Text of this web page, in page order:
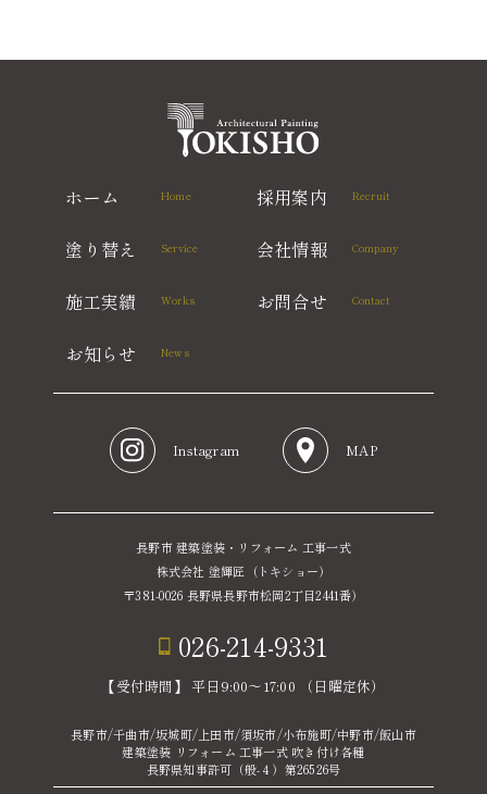
ホーム Home
塗り替え Service
施工実績 Works
お知らせ News
採用案内 Recruit
会社情報 Company
お問合せ Contact
Instagram MAP
長野市 建築塗装・リフォーム 工事一式
株式会社 塗輝匠（トキショー）
〒381-0026 長野県長野市松岡2丁目2441番）
026-214-9331
【受付時間】 平日9:00〜17:00 （日曜定休）
長野市/千曲市/坂城町/上田市/須坂市/小布施町/中野市/飯山市
建築塗装 リフォーム 工事一式 吹き付け各種
長野県知事許可（般-４）第26526号